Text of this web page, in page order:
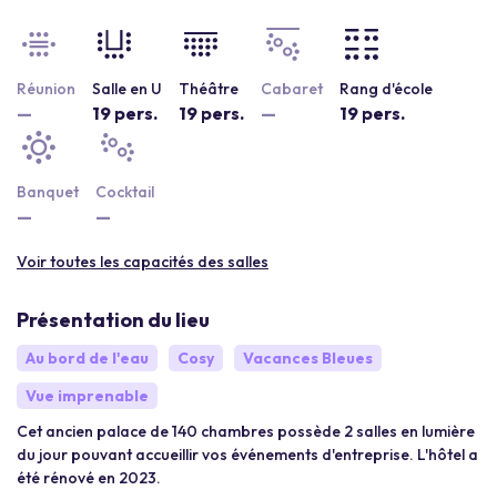
Réunion
—
Salle en U
19 pers.
Théâtre
19 pers.
Cabaret
—
Rang d'école
19 pers.
Banquet
—
Cocktail
—
Voir toutes les capacités des salles
Présentation du lieu
Au bord de l'eau Cosy
Vacances Bleues
Vue imprenable
Cet ancien palace de 140 chambres possède 2 salles en lumière
du jour pouvant accueillir vos événements d'entreprise. L'hôtel a
été rénové en 2023.